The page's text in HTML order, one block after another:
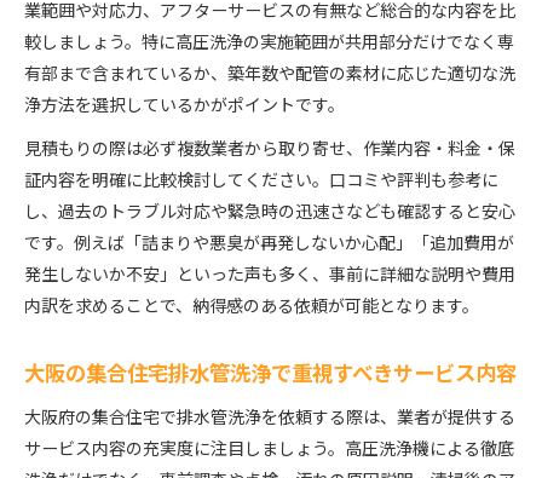
業範囲や対応力、アフターサービスの有無など総合的な内容を比
較しましょう。特に高圧洗浄の実施範囲が共用部分だけでなく専
有部まで含まれているか、築年数や配管の素材に応じた適切な洗
浄方法を選択しているかがポイントです。
見積もりの際は必ず複数業者から取り寄せ、作業内容・料金・保
証内容を明確に比較検討してください。口コミや評判も参考に
し、過去のトラブル対応や緊急時の迅速さなども確認すると安心
です。例えば「詰まりや悪臭が再発しないか心配」「追加費用が
発生しないか不安」といった声も多く、事前に詳細な説明や費用
内訳を求めることで、納得感のある依頼が可能となります。
大阪の集合住宅排水管洗浄で重視すべきサービス内容
大阪府の集合住宅で排水管洗浄を依頼する際は、業者が提供する
サービス内容の充実度に注目しましょう。高圧洗浄機による徹底